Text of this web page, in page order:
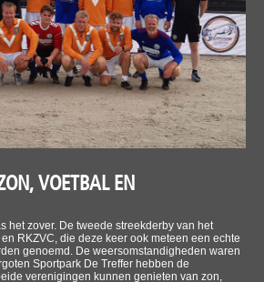
VOETBAL EN
het zover. De tweede streekderby van het
RKZVC, die deze keer ook meteen een echte
genoemd. De weersomstandigheden waren
Sportpark De Treffer hebben de
verenigingen kunnen genieten van zon,